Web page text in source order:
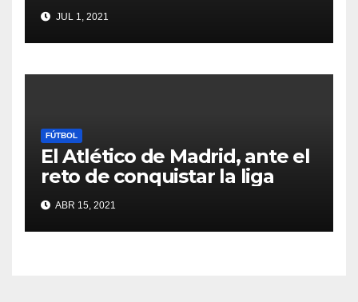
JUL 1, 2021
FÚTBOL
El Atlético de Madrid, ante el
reto de conquistar la liga
ABR 15, 2021